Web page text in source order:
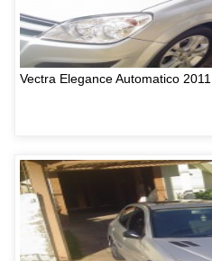
Vectra Elegance Automatico 2011